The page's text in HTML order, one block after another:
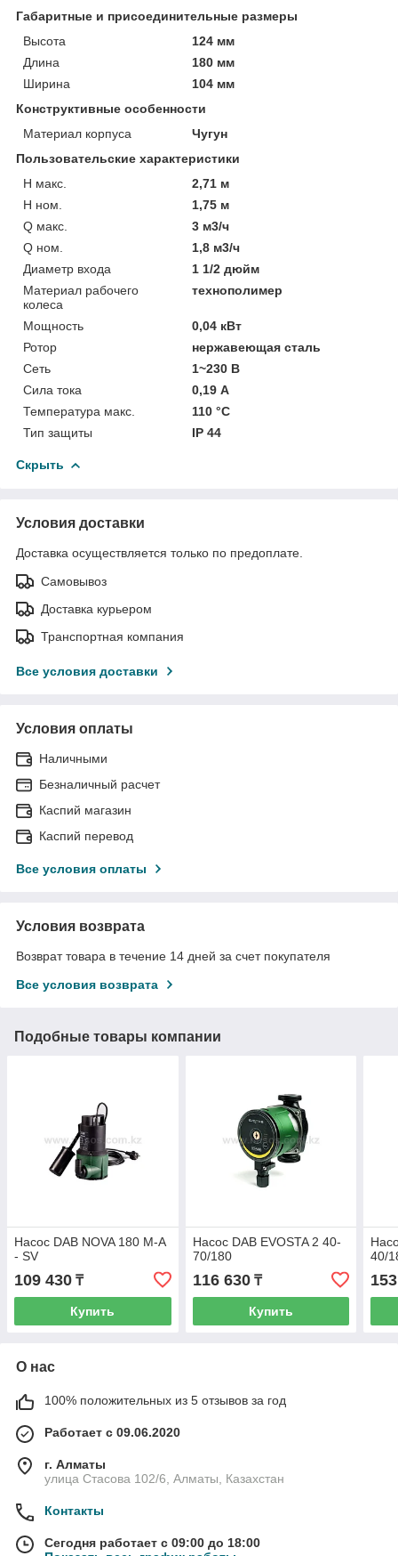
Габаритные и присоединительные размеры
Высота
124 мм
Длина
180 мм
Ширина
104 мм
Конструктивные особенности
Материал корпуса
Чугун
Пользовательские характеристики
H макс.
2,71 м
H ном.
1,75 м
Q макс.
3 м3/ч
Q ном.
1,8 м3/ч
Диаметр входа
1 1/2 дюйм
Материал рабочего
колеса
технополимер
Мощность
0,04 кВт
Ротор
нержавеющая сталь
Сеть
1~230 В
Сила тока
0,19 А
Температура макс.
110 °С
Тип защиты
IP 44
Скрыть
Условия доставки
Доставка осуществляется только по предоплате.
Самовывоз
Доставка курьером
Транспортная компания
Все условия доставки
Условия оплаты
Наличными
Безналичный расчет
Каспий магазин
Каспий перевод
Все условия оплаты
Условия возврата
Возврат товара в течение 14 дней за счет покупателя
Все условия возврата
Подобные товары компании
Насос DAB NOVA 180 M-A
- SV
109 430 ₸
Купить
Насос DAB EVOSTA 2 40-
70/180
116 630₸
Купить
40/
О нас
100% положительных из 5 отзывов за год
Работает с 09.06.2020
г. Алматы
улица Стасова 102/6, Алматы, Казахстан
Контакты
Сегодня работает с 09:00 до 18:00